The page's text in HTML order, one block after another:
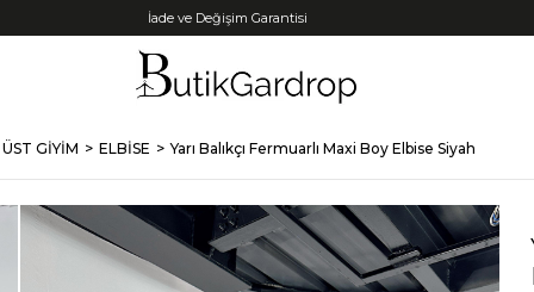
Tüm Kredi Kartlarına +12 Taksit İmkanı!
ÜST GİYİM ELBİSE Yarı Balıkçı Fermuarlı Maxi Boy Elbise Siyah